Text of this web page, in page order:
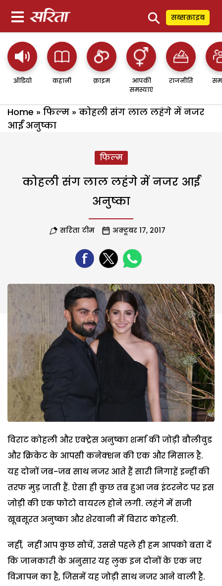
⚲ सब्सक्राइब
ऑडियो कहानी क्राइम
आपकी
समस्याएं
राजनीति
Home » फिल्म » कोहली संग लाल लहंगे में नजर
आईं अनुष्का
फिल्म
कोहली संग लाल लहंगे में नजर आईं
अनुष्का
सरिता टीम अक्टूबर 17, 2017
विराट कोहली और एक्‍ट्रेस अनुष्‍का शर्मा की जोड़ी बौलीवुड
और क्रिकेट के आपसी कनेक्‍शन की एक और मिसाल है.
यह दोनों जब-जब साथ नजर आते हैं सारी निगाहें इन्‍हीं की
तरफ मुड़ जाती हैं. ऐसा ही कुछ तब हुआ जब इंटरनेट पर इस
जोड़ी की एक फोटो वायरल होने लगी. लहंगे में सजी
खूबसूरत अनुष्‍का और शेरवानी में विराट कोहली.
नहीं, नहीं आप कुछ सोचें, उससे पहले ही हम आपको बता दें
कि जानकारी के अनुसार यह लुक इन दोनों के एक नए
विज्ञापन का है, जिसमें यह जोड़ी साथ नजर आने वाली है.